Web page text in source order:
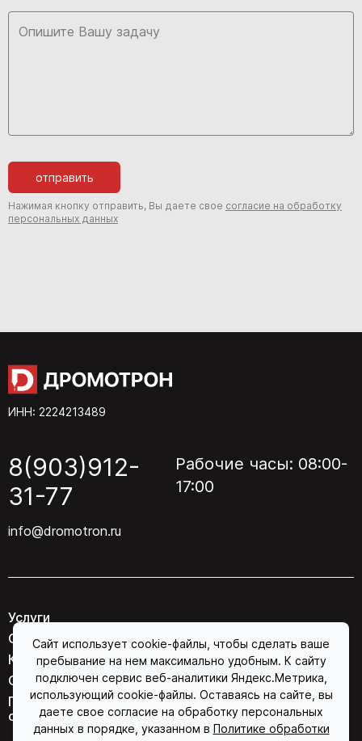
отправить
Нажимая кнопку отправить, Вы даете свое согласие на обработку
персональных данных
ИНН: 2224213489
8(903)912-
31-77
info@dromotron.ru
Рабочие часы: 08:00-
17:00
Услуги
О компании
Контакты
Соглашение об обработке персональных данных
Политика конфиденциальности в отношении
обработки персональных данных
Сайт использует cookie-файлы, чтобы сделать ваше
пребывание на нем максимально удобным. К сайту
подключен сервис веб-аналитики Яндекс.Метрика,
использующий cookie-файлы. Оставаясь на сайте, вы
даете свое согласие на обработку персональных
данных в порядке, указанном в Политике обработки